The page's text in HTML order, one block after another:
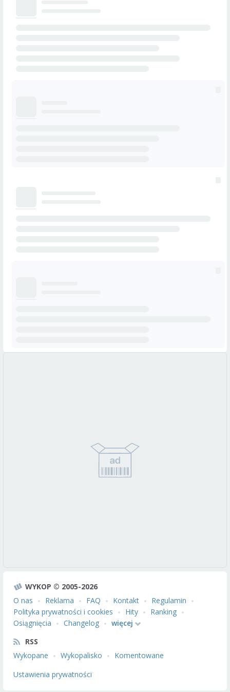
WYKOP © 2005-2026
O nas
Reklama FAQ Kontakt
Regulamin
Polityka prywatności i cookies
Hity
Ranking
Osiągnięcia
Changelog
więcej
RSS
Wykopane
Wykopalisko
Komentowane
Ustawienia prywatności